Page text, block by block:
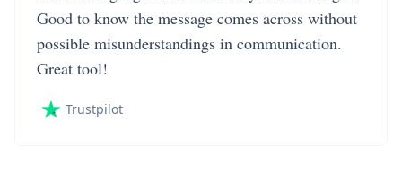
Good to know the message comes across without
possible misunderstandings in communication.
Great tool!
Trustpilot